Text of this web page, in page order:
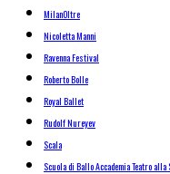
MilanOltre
Nicoletta Manni
Ravenna Festival
Roberto Bolle
Royal Ballet
Rudolf Nureyev
Scala
Scuola di Ballo Accademia Teatro alla